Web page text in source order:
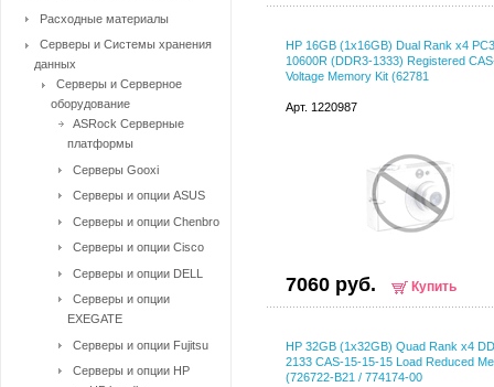
HP 16GB (1x16GB) Dual Rank x4
10600R (DDR3-1333) Registered
Voltage Memory Kit (62781
Арт. 1220987
7060 руб. Купить
HP 32GB (1x32GB) Quad Rank x4
2133 CAS-15-15-15 Load Reduced
(726722-B21 / 774174-00
Расходные материалы
Серверы и Системы хранения
данных
Серверы и Серверное
оборудование
ASRock Серверные
платформы
Серверы Gooxi
Серверы и опции ASUS
Серверы и опции Chenbro
Серверы и опции Cisco
Серверы и опции DELL
Серверы и опции
EXEGATE
Серверы и опции Fujitsu
Серверы и опции HP